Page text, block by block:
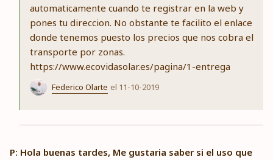
automaticamente cuando te registrar en la web y
pones tu direccion. No obstante te facilito el enlace
donde tenemos puesto los precios que nos cobra el
transporte por zonas.
https://www.ecovidasolar.es/pagina/1-entrega
Federico Olarte el 11-10-2019
P: Hola buenas tardes, Me gustaria saber si el uso que